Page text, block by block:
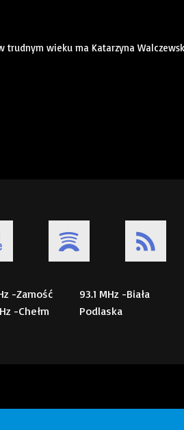
wieku ma Katarzyna
-Zamość
-Chełm
93.1 MHz -Biała
Podlaska